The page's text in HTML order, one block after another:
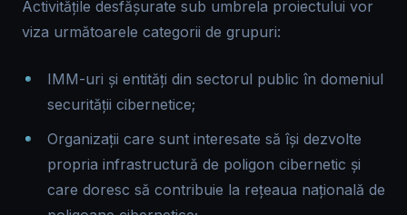
Activitățile desfășurate sub umbrela proiectului vor
viza următoarele categorii de grupuri:
IMM-uri și entități din sectorul public în domeniul
securității cibernetice;
Organizații care sunt interesate să își dezvolte
propria infrastructură de poligon cibernetic și
care doresc să contribuie la rețeaua națională de